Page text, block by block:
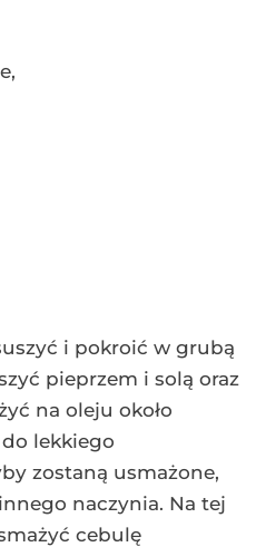
i pokroić w grubą
pieprzem i solą oraz
na oleju około
lekkiego
zostaną usmażone,
naczynia. Na tej
cebulę